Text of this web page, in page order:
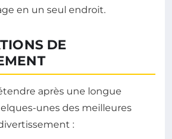
en un seul endroit.
DE
après une longue
unes des meilleures
: